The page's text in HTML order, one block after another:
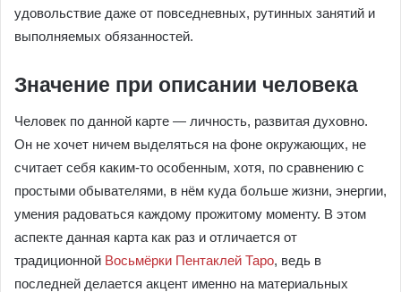
удовольствие даже от повседневных, рутинных занятий и
выполняемых обязанностей.
Значение при описании человека
Человек по данной карте — личность, развитая духовно.
Он не хочет ничем выделяться на фоне окружающих, не
считает себя каким-то особенным, хотя, по сравнению с
простыми обывателями, в нём куда больше жизни, энергии,
умения радоваться каждому прожитому моменту. В этом
аспекте данная карта как раз и отличается от
традиционной Восьмёрки Пентаклей Таро, ведь в
последней делается акцент именно на материальных